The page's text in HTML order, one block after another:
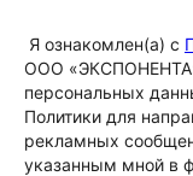
Я ознакомлен(а) с
ООО «ЭКСПОНЕНТА»
персональных
Политики для
рекламных
указанным мной в